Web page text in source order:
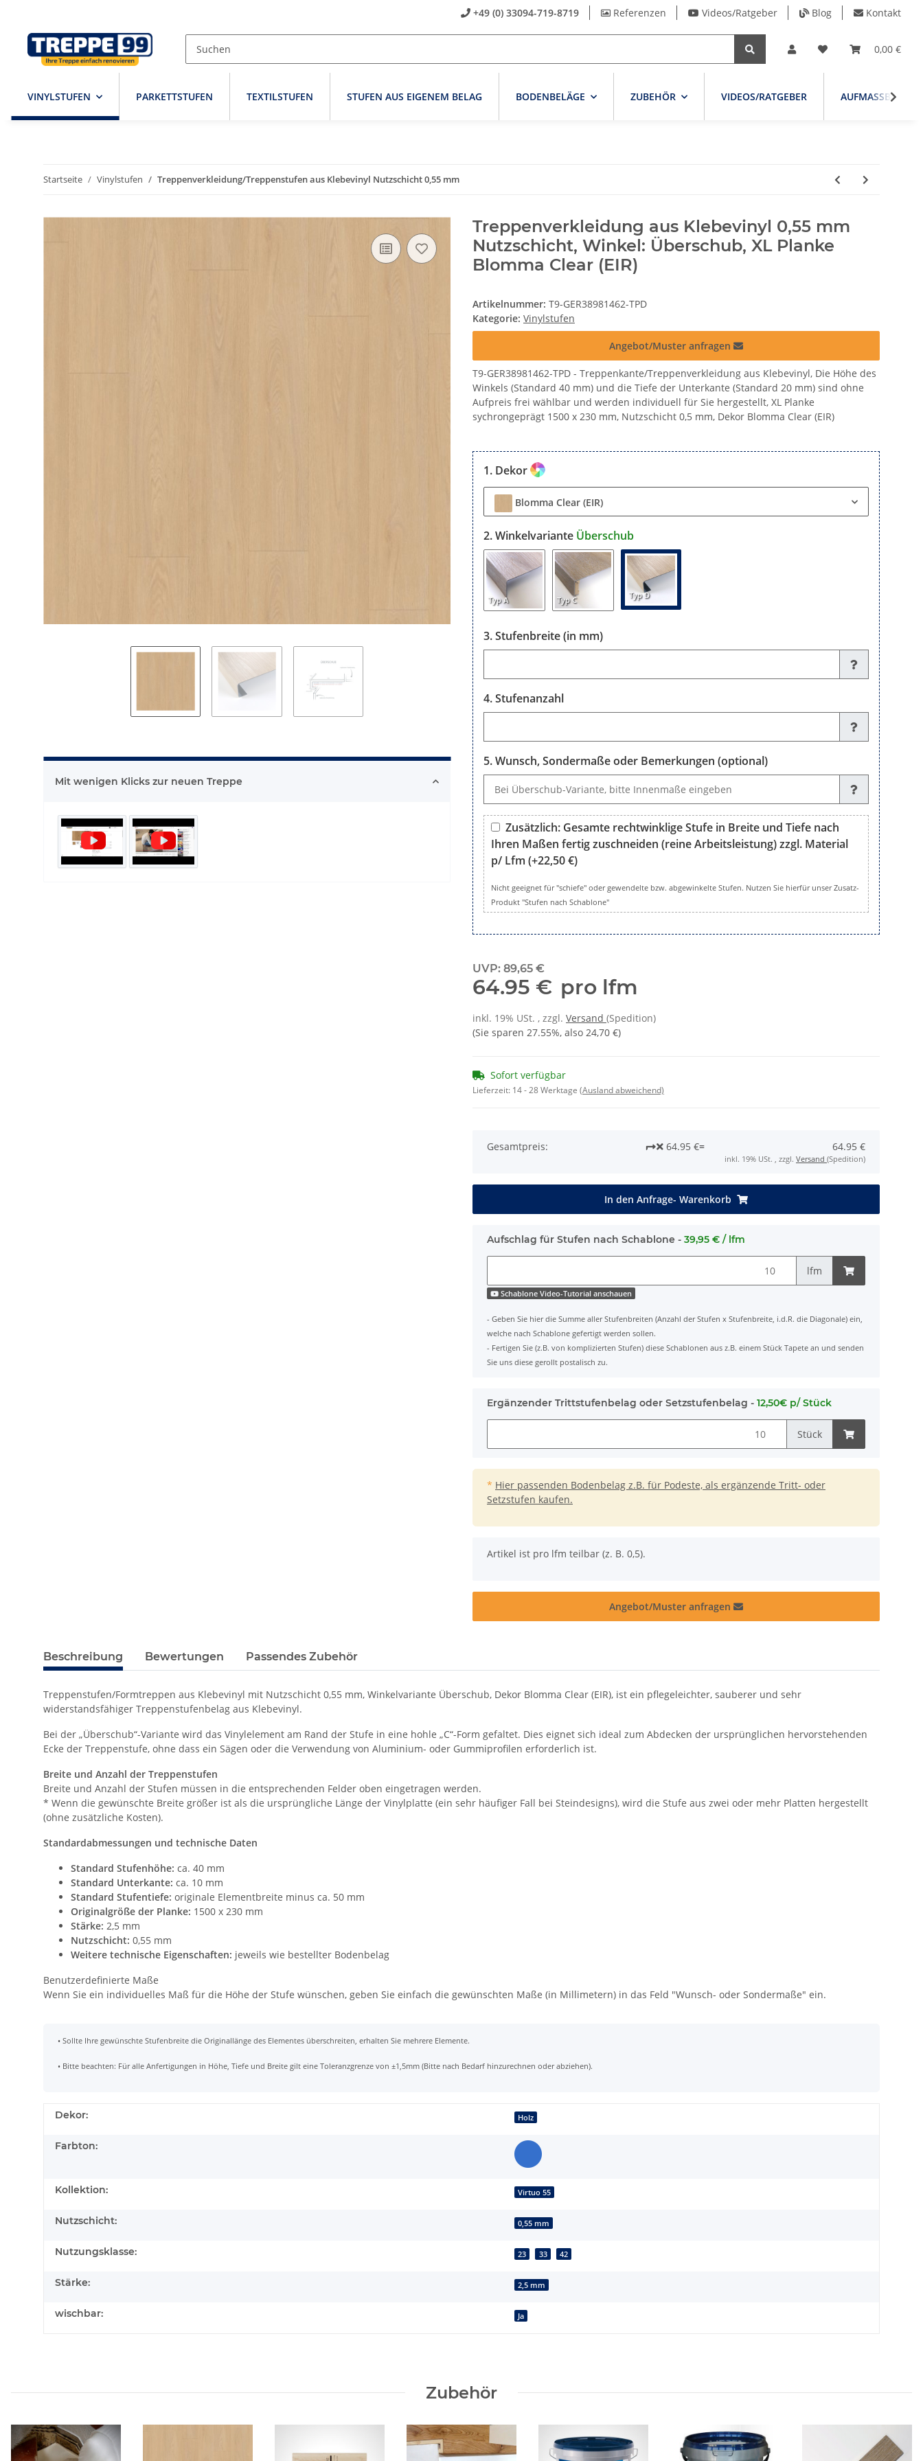
+49 (0) 33094-719-8719 Referenzen Videos/Ratgeber Blog Kontakt
0,00 €
VINYLSTUFEN PARKETTSTUFEN TEXTILSTUFEN STUFEN AUS EIGENEM BELAG BODENBELÄGE ZUBEHÖR VIDEOS/RATGEBER AUFMASSBLATT
Startseite Vinylstufen Treppenverkleidung/Treppenstufen aus Klebevinyl Nutzschicht 0,55 mm
Mit wenigen Klicks zur neuen Treppe
Treppenverkleidung aus Klebevinyl 0,55 mm
Nutzschicht, Winkel: Überschub, XL Planke
Blomma Clear (EIR)
Artikelnummer: T9-GER38981462-TPD
Kategorie: Vinylstufen
Angebot/Muster anfragen
T9-GER38981462-TPD - Treppenkante/Treppenverkleidung aus Klebevinyl, Die Höhe des
Winkels (Standard 40 mm) und die Tiefe der Unterkante (Standard 20 mm) sind ohne
Aufpreis frei wählbar und werden individuell für Sie hergestellt, XL Planke
sychrongeprägt 1500 x 230 mm, Nutzschicht 0,5 mm, Dekor Blomma Clear (EIR)
Dekor
Blomma Clear (EIR)
Winkelvariante Überschub
Typ A Typ C Typ D
Stufenbreite (in mm)
Stufenanzahl
Wunsch, Sondermaße oder Bemerkungen (optional)
Zusätzlich: Gesamte rechtwinklige Stufe in Breite und Tiefe nach
Ihren Maßen fertig zuschneiden (reine Arbeitsleistung) zzgl. Material
p/ Lfm (+22,50 €)
Zusätzlich: Gesamte rechtwinklige Stufe in Breite und Tiefe nach Ihren Maßen fertig
Nicht geeignet für "schiefe" oder gewendelte bzw. abgewinkelte Stufen. Nutzen Sie hierfür unser Zusatz-
Produkt "Stufen nach Schablone"
UVP: 89,65 €
64.95 € pro lfm
inkl. 19% USt. , zzgl. Versand (Spedition)
(Sie sparen 27.55%, also 24,70 €)
Sofort verfügbar
Lieferzeit: 14 - 28 Werktage (Ausland abweichend)
Gesamtpreis: 64.95 €= 64.95 €
inkl. 19% USt. , zzgl. Versand (Spedition)
In den Anfrage- Warenkorb
Aufschlag für Stufen nach Schablone - 39,95 € / lfm
lfm
Schablone Video-Tutorial anschauen
- Geben Sie hier die Summe aller Stufenbreiten (Anzahl der Stufen x Stufenbreite, i.d.R. die Diagonale) ein,
welche nach Schablone gefertigt werden sollen.
- Fertigen Sie (z.B. von komplizierten Stufen) diese Schablonen aus z.B. einem Stück Tapete an und senden
Sie uns diese gerollt postalisch zu.
Ergänzender Trittstufenbelag oder Setzstufenbelag - 12,50€ p/ Stück
Stück
* Hier passenden Bodenbelag z.B. für Podeste, als ergänzende Tritt- oder
Setzstufen kaufen.
x
Artikel ist pro lfm teilbar (z. B. 0,5).
Angebot/Muster anfragen
Beschreibung Bewertungen Passendes Zubehör
Treppenstufen/Formtreppen aus Klebevinyl mit Nutzschicht 0,55 mm, Winkelvariante Überschub, Dekor Blomma Clear (EIR), ist ein pflegeleichter, sauberer und sehr
widerstandsfähiger Treppenstufenbelag aus Klebevinyl.
Bei der „Überschub“-Variante wird das Vinylelement am Rand der Stufe in eine hohle „C“-Form gefaltet. Dies eignet sich ideal zum Abdecken der ursprünglichen hervorstehenden
Ecke der Treppenstufe, ohne dass ein Sägen oder die Verwendung von Aluminium- oder Gummiprofilen erforderlich ist.
Breite und Anzahl der Treppenstufen
Breite und Anzahl der Stufen müssen in die entsprechenden Felder oben eingetragen werden.
* Wenn die gewünschte Breite größer ist als die ursprüngliche Länge der Vinylplatte (ein sehr häufiger Fall bei Steindesigns), wird die Stufe aus zwei oder mehr Platten hergestellt
(ohne zusätzliche Kosten).
Standardabmessungen und technische Daten
Standard Stufenhöhe: ca. 40 mm
Standard Unterkante: ca. 10 mm
Standard Stufentiefe: originale Elementbreite minus ca. 50 mm
Originalgröße der Planke: 1500 x 230 mm
Stärke: 2,5 mm
Nutzschicht: 0,55 mm
Weitere technische Eigenschaften: jeweils wie bestellter Bodenbelag
Benutzerdefinierte Maße
Wenn Sie ein individuelles Maß für die Höhe der Stufe wünschen, geben Sie einfach die gewünschten Maße (in Millimetern) in das Feld "Wunsch- oder Sondermaße" ein.
• Sollte Ihre gewünschte Stufenbreite die Originallänge des Elementes überschreiten, erhalten Sie mehrere Elemente.
• Bitte beachten: Für alle Anfertigungen in Höhe, Tiefe und Breite gilt eine Toleranzgrenze von ±1,5mm (Bitte nach Bedarf hinzurechnen oder abziehen).
Dekor: Holz
Farbton:
Kollektion: Virtuo 55
Nutzschicht: 0,55 mm
Nutzungsklasse: 23 33 42
Stärke: 2,5 mm
wischbar: Ja
Zubehör